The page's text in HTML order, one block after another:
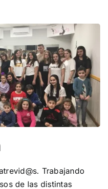
Trabajando
de las distintas